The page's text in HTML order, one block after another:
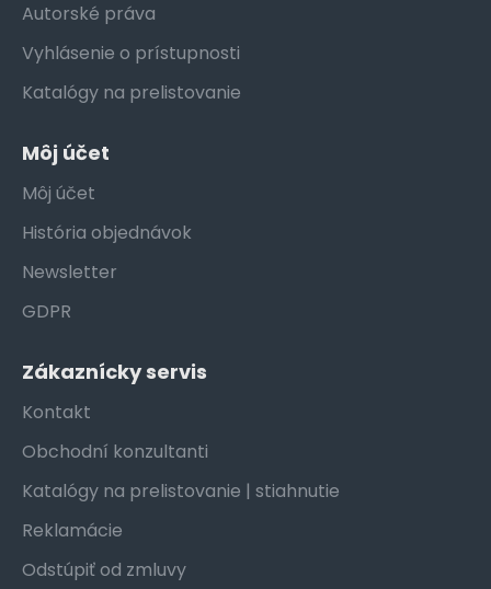
Autorské práva
Vyhlásenie o prístupnosti
Katalógy na prelistovanie
Môj účet
Môj účet
História objednávok
Newsletter
GDPR
Zákaznícky servis
Kontakt
Obchodní konzultanti
Katalógy na prelistovanie | stiahnutie
Reklamácie
Odstúpiť od zmluvy